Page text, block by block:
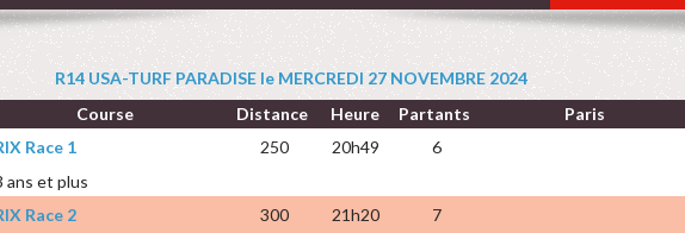
R14 USA-TURF PARADISE le MERCREDI 27 NOVEMBRE 2024
Course
Distance Heure Partants
Paris
Race 1 250 20h49
6
ans et plus
Race 2 300 21h20
7